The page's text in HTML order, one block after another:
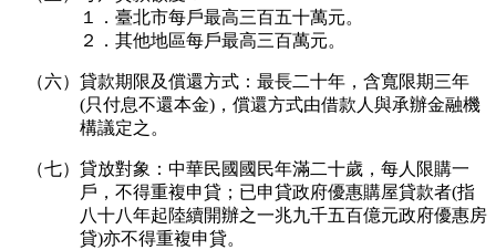
１．臺北市每戶最高三百五十萬元。
２．其他地區每戶最高三百萬元。
（六）貸款期限及償還方式：最長二十年，含寬限期三年
(只付息不還本金)，償還方式由借款人與承辦金融機
構議定之。
（七）貸放對象：中華民國國民年滿二十歲，每人限購一
戶，不得重複申貸；已申貸政府優惠購屋貸款者(指
八十八年起陸續開辦之一兆九千五百億元政府優惠房
貸)亦不得重複申貸。